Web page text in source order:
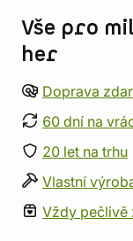
Vše pro
her
Doprava
60 dní na
20 let na trhu
Vlastní
Vždy pečlivě